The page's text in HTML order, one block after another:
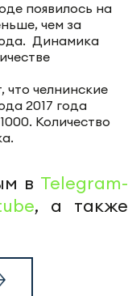
появилось на
чем за
Динамика
челнинские
2017 года
Количество
в Telegram-
, а также